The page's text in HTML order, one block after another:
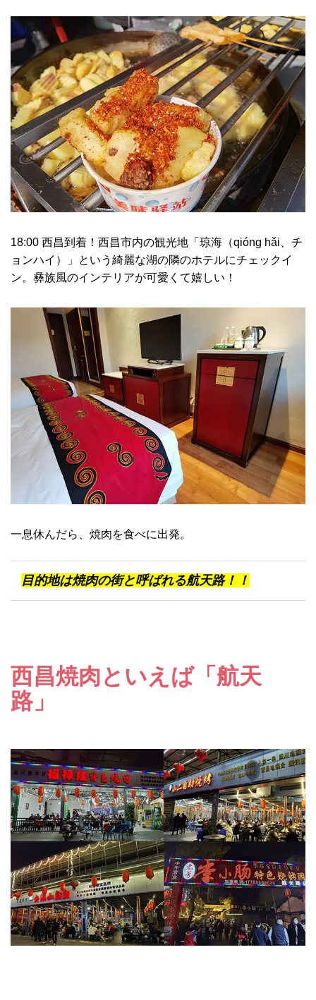
18:00 西昌到着！西昌市内の観光地「琼海（qióng hǎi、チ
ョンハイ）」という綺麗な湖の隣のホテルにチェックイ
ン。彝族風のインテリアが可愛くて嬉しい！
一息休んだら、焼肉を食べに出発。
目的地は焼肉の街と呼ばれる航天路！！
西昌焼肉といえば「 航天
路」